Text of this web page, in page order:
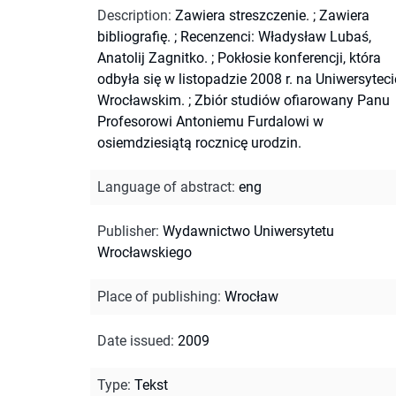
Description: Zawiera streszczenie. ; Zawiera
bibliografię. ; Recenzenci: Władysław Lubaś,
Anatolij Zagnitko. ; Pokłosie konferencji, która
odbyła się w listopadzie 2008 r. na
Wrocławskim. ; Zbiór studiów ofiarowany Panu
Profesorowi Antoniemu Furdalowi w
osiemdziesiątą rocznicę urodzin.
Language of abstract: eng
Publisher: Wydawnictwo Uniwersytetu
Wrocławskiego
Place of publishing: Wrocław
Date issued: 2009
Type: Tekst